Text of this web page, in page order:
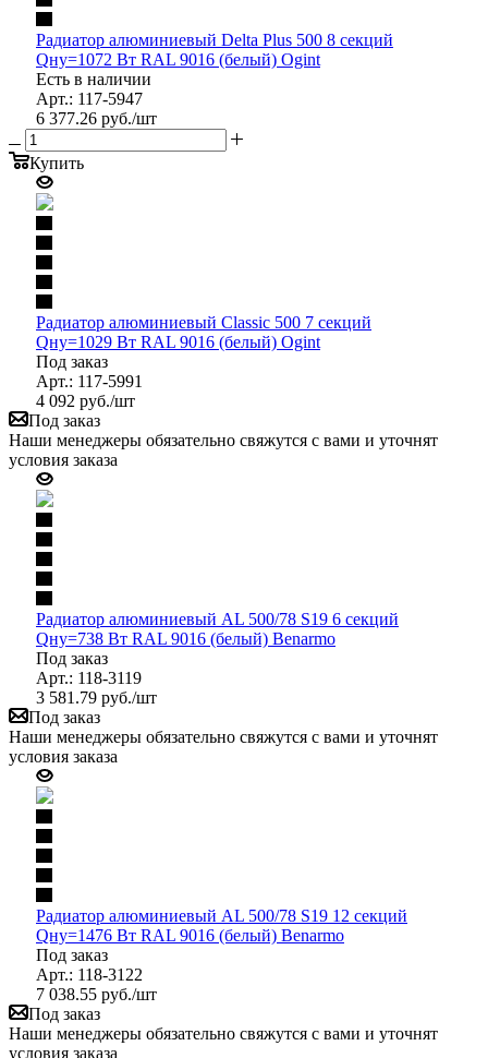
Радиатор алюминиевый Delta Plus 500 8 секций
Qну=1072 Вт RAL 9016 (белый) Ogint
Есть в наличии
Арт.: 117-5947
6 377.26 руб./шт
Купить
Радиатор алюминиевый Classic 500 7 секций
Qну=1029 Вт RAL 9016 (белый) Ogint
Под заказ
Арт.: 117-5991
4 092 руб./шт
Под заказ
Наши менеджеры обязательно свяжутся с вами и уточнят
условия заказа
Радиатор алюминиевый AL 500/78 S19 6 секций
Qну=738 Вт RAL 9016 (белый) Benarmo
Под заказ
Арт.: 118-3119
3 581.79 руб./шт
Под заказ
Наши менеджеры обязательно свяжутся с вами и уточнят
условия заказа
Радиатор алюминиевый AL 500/78 S19 12 секций
Qну=1476 Вт RAL 9016 (белый) Benarmo
Под заказ
Арт.: 118-3122
7 038.55 руб./шт
Под заказ
Наши менеджеры обязательно свяжутся с вами и уточнят
условия заказа